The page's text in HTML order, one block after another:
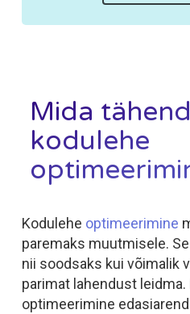
Mida
kodulehe
Kodulehe optimeerimine
paremaks muutmisele.
nii soodsaks kui võimalik
parimat lahendust
optimeerimine